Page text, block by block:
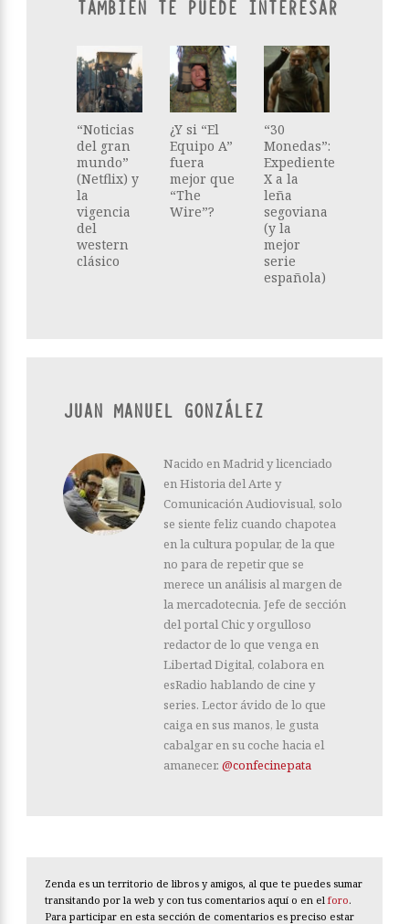
TAMBIÉN TE PUEDE INTERESAR
“Noticias
del gran
mundo”
(Netflix) y
la
vigencia
del
western
clásico
¿Y si “El
Equipo A”
fuera
mejor que
“The
Wire”?
“30
Monedas”:
Expediente
X a la
leña
segoviana
(y la
mejor
serie
española)
JUAN MANUEL GONZÁLEZ
Nacido en Madrid y licenciado
en Historia del Arte y
Comunicación Audiovisual, solo
se siente feliz cuando chapotea
en la cultura popular, de la que
no para de repetir que se
merece un análisis al margen de
la mercadotecnia. Jefe de sección
del portal Chic y orgulloso
redactor de lo que venga en
Libertad Digital, colabora en
esRadio hablando de cine y
series. Lector ávido de lo que
caiga en sus manos, le gusta
cabalgar en su coche hacia el
amanecer. @confecinepata
Zenda es un territorio de libros y amigos, al que te puedes sumar
transitando por la web y con tus comentarios aquí o en el foro.
Para participar en esta sección de comentarios es preciso estar